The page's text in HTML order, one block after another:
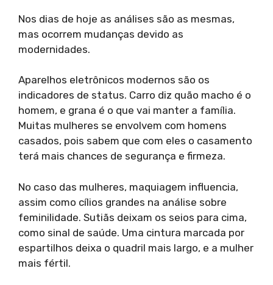
Nos dias de hoje as análises são as mesmas,
mas ocorrem mudanças devido as
modernidades.
Aparelhos eletrônicos modernos são os
indicadores de status. Carro diz quão macho é o
homem, e grana é o que vai manter a família.
Muitas mulheres se envolvem com homens
casados, pois sabem que com eles o casamento
terá mais chances de segurança e firmeza.
No caso das mulheres, maquiagem influencia,
assim como cílios grandes na análise sobre
feminilidade. Sutiãs deixam os seios para cima,
como sinal de saúde. Uma cintura marcada por
espartilhos deixa o quadril mais largo, e a mulher
mais fértil.